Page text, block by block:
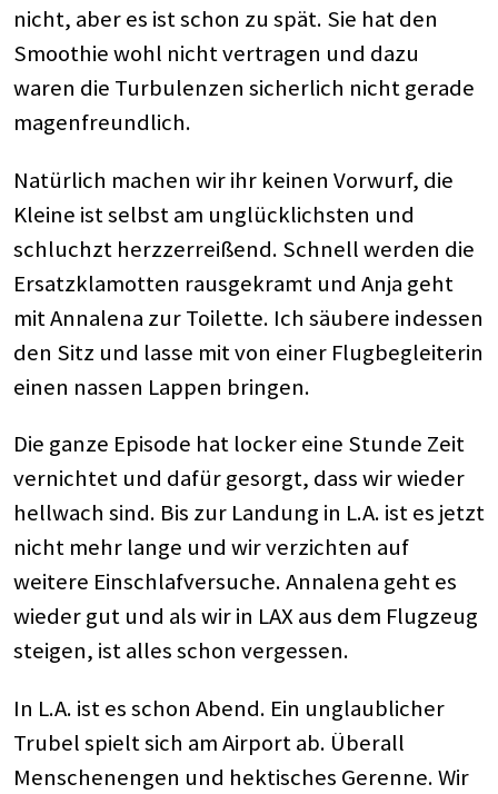
nicht, aber es ist schon zu spät. Sie hat den
Smoothie wohl nicht vertragen und dazu
waren die Turbulenzen sicherlich nicht gerade
magenfreundlich.
Natürlich machen wir ihr keinen Vorwurf, die
Kleine ist selbst am unglücklichsten und
schluchzt herzzerreißend. Schnell werden die
Ersatzklamotten rausgekramt und Anja geht
mit Annalena zur Toilette. Ich säubere indessen
den Sitz und lasse mit von einer Flugbegleiterin
einen nassen Lappen bringen.
Die ganze Episode hat locker eine Stunde Zeit
vernichtet und dafür gesorgt, dass wir wieder
hellwach sind. Bis zur Landung in L.A. ist es jetzt
nicht mehr lange und wir verzichten auf
weitere Einschlafversuche. Annalena geht es
wieder gut und als wir in LAX aus dem Flugzeug
steigen, ist alles schon vergessen.
In L.A. ist es schon Abend. Ein unglaublicher
Trubel spielt sich am Airport ab. Überall
Menschenengen und hektisches Gerenne. Wir